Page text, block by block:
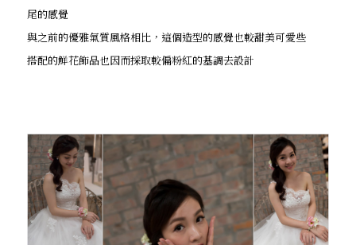
尾的感覺
與之前的優雅氣質風格相比，這個造型的感覺也較甜美可愛些
搭配的鮮花飾品也因而採取較偏粉紅的基調去設計